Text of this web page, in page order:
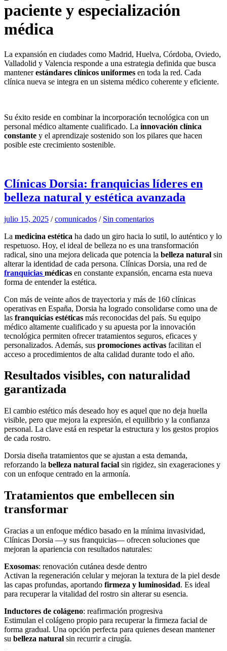
paciente y especialización
médica
La expansión en ciudades como Madrid, Huelva, Córdoba, Oviedo,
Valladolid y Valencia responde a una estrategia definida que busca
mantenerestándares clínicos uniformes en toda la red. Cada
clínica nueva se integra en un sistema médico coherente y eficiente.
Su éxito reside en combinar la incorporación tecnológica con un
personal médico altamente cualificado. La innovación clínica
constante y el aprendizaje sostenido son los pilares que hacen
posible este crecimiento sostenible.
Clínicas Dorsia: franquicias líderes en
belleza natural y estética avanzada
julio 15, 2025 /comunicados / Sin comentarios
La medicina estética ha dado un giro hacia lo sutil, lo auténtico y lo
respetuoso. Hoy, el ideal de belleza no es una transformación
radical, sino una mejora delicada que potencia la belleza natural sin
alterar la identidad de cada persona. Clínicas Dorsia, una red de
franquicias médicas en constante expansión, encarna esta nueva
forma de entender la estética.
Con más de veinte años de trayectoria y más de 160 clínicas
operativas en España, Dorsia ha logrado consolidarse como una de
las franquicias estéticas más reconocidas del país. Su equipo
médico altamente cualificado y su apuesta por la innovación
tecnológica permiten ofrecer tratamientos seguros, eficaces y
personalizados. Además, sus promociones activas facilitan el
acceso a procedimientos de alta calidad durante todo el año.
Resultados visibles, con naturalidad
garantizada
El cambio estético más deseado hoy es aquel que no deja huella
visible, pero que mejora la expresión, el equilibrio y la confianza
personal. La clave está en respetar la estructura y los gestos propios
de cada rostro.
Dorsia diseña tratamientos que se ajustan a esta demanda,
reforzando la belleza natural facial sin rigidez, sin exageraciones y
con un enfoque centrado en la armonía.
Tratamientos que embellecen sin
transformar
Gracias a un enfoque médico basado en la mínima invasividad,
Clínicas Dorsia —y sus franquicias— ofrecen soluciones que
mejoran la apariencia con resultados naturales:
Exosomas: renovación cutánea desde dentro
Activan la regeneración celular y mejoran la textura de la piel desde
las capas profundas, aportando firmeza y luminosidad. Es ideal
para recuperar la vitalidad del rostro sin alterar su esencia.
Inductores de colágeno: reafirmación progresiva
Estimulan el colágeno propio para recuperar la firmeza facial de
forma gradual. Una opción perfecta para quienes desean mantener
su belleza natural sin recurrir a cirugía.